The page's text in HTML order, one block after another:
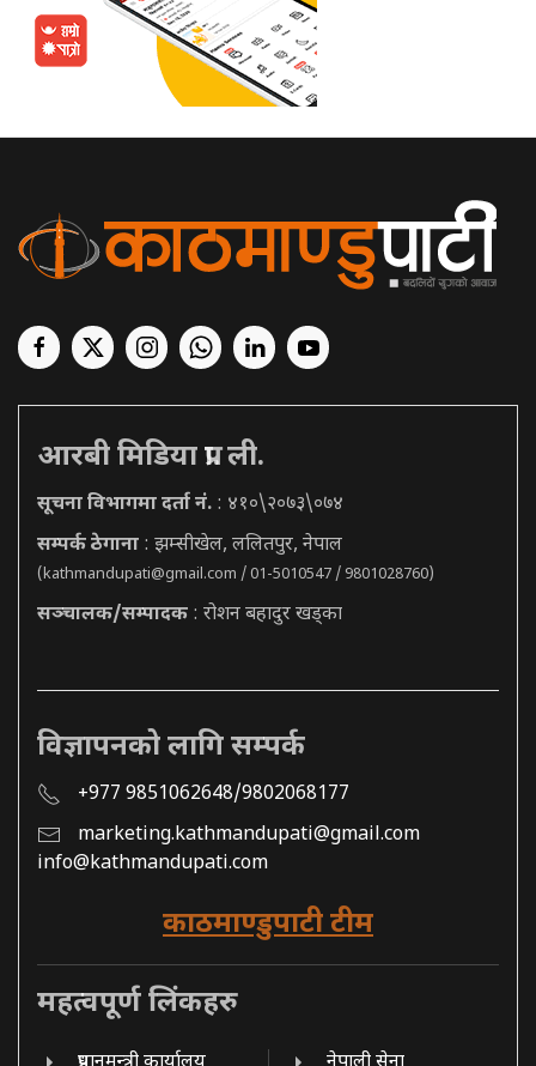
आरबी मिडिया प्रा. ली.
सूचना विभागमा दर्ता नं. : ४१०\२०७३\०७४
सम्पर्क ठेगाना : झम्सीखेल, ललितपुर, नेपाल
(kathmandupati@gmail.com / 01-5010547 / 9801028760)
सञ्चालक/सम्पादक : रोशन बहादुर खड्का
विज्ञापनको लागि सम्पर्क
+977 9851062648/9802068177
marketing.kathmandupati@gmail.com
info@kathmandupati.com
काठमाण्डुपाटी टीम
महत्वपूर्ण लिंकहरु